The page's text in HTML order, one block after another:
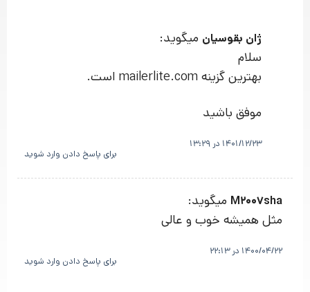
ژان بقوسیان میگوید:
سلام
بهترین گزینه mailerlite.com است.
موفق باشید
1401/12/23 در 13:29
برای پاسخ دادن وارد شوید
M2007sha میگوید:
مثل همیشه خوب و عالی
1400/04/22 در 22:13
برای پاسخ دادن وارد شوید